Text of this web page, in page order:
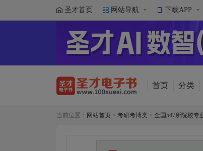
圣才首页 网站导航 下载APP
首页 分类
当前位置： 网站首页 > 考研考博类 > 全国547所院校专